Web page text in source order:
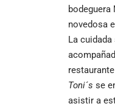
bodeguera
novedosa
La
restaurante
Toni´s se
asistir a